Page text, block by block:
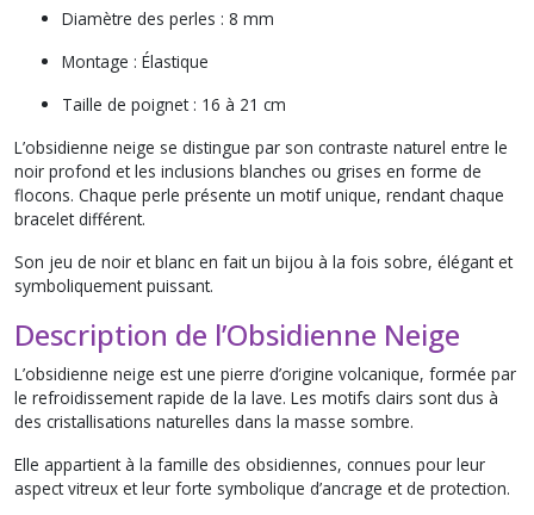
Diamètre des perles : 8 mm
Montage : Élastique
Taille de poignet : 16 à 21 cm
L’obsidienne neige se distingue par son contraste naturel entre le
noir profond et les inclusions blanches ou grises en forme de
flocons. Chaque perle présente un motif unique, rendant chaque
bracelet différent.
Son jeu de noir et blanc en fait un bijou à la fois sobre, élégant et
symboliquement puissant.
Description de l’Obsidienne Neige
L’obsidienne neige est une pierre d’origine volcanique, formée par
le refroidissement rapide de la lave. Les motifs clairs sont dus à
des cristallisations naturelles dans la masse sombre.
Elle appartient à la famille des obsidiennes, connues pour leur
aspect vitreux et leur forte symbolique d’ancrage et de protection.